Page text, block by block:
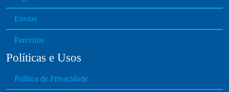
Envios
Parceiros
Políticas e Usos
Política de Privacidade